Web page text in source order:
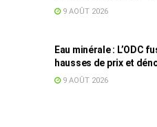
concernée
9 AOÛT 2026
Eau minérale : L’ODC
hausses de prix et
profiteurs de la pénurie
9 AOÛT 2026